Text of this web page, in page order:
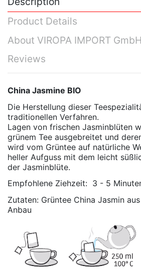
Product Details
About VIROPA IMPORT GmbH
Reviews
China Jasmine BIO
Die Herstellung dieser
traditionellen Verfahren.
Lagen von frischen Jasminblüten
grünem Tee ausgebreitet und
wird vom Grüntee auf natürliche
heller Aufguss mit dem leicht
der Jasminblüte.
Empfohlene Ziehzeit: 3 - 5
Zutaten: Grüntee China Jasmin
Anbau